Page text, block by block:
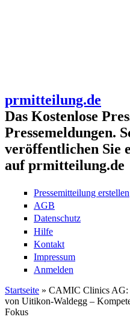
prmitteilung.de
Das Kostenlose
Pressemeldungen.
veröffentlichen Sie
auf prmitteilung.de
Pressemitteilung erstellen
AGB
Datenschutz
Hilfe
Kontakt
Impressum
Anmelden
Sie sind hier
Startseite » CAMIC Clinics AG:
von Uitikon-Waldegg –
Fokus